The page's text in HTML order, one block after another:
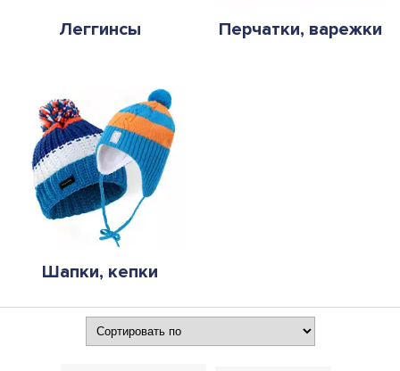
Леггинсы Перчатки, варежки
Шапки, кепки